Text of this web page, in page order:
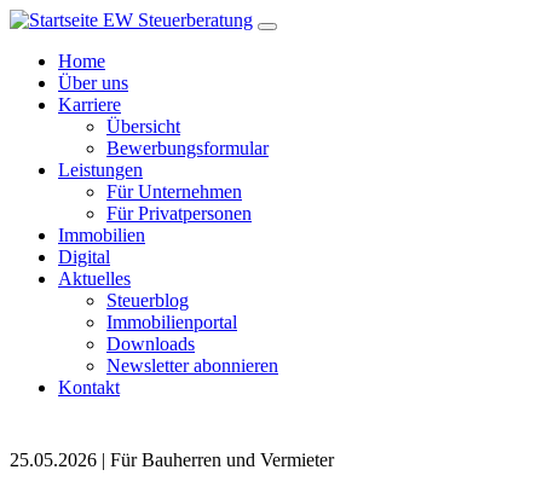
Home
Über uns
Karriere
Übersicht
Bewerbungsformular
Leistungen
Für Unternehmen
Für Privatpersonen
Immobilien
Digital
Aktuelles
Steuerblog
Immobilienportal
Downloads
Newsletter abonnieren
Kontakt
25.05.2026 | Für Bauherren und Vermieter